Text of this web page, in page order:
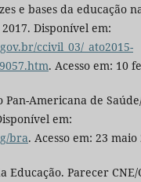
e bases da educação
Disponível em:
ccivil_03/_ato2015-
. Acesso em: 10
Pan-Americana de
em:
bra. Acesso em: 23 maio
Educação. Parecer CNE/